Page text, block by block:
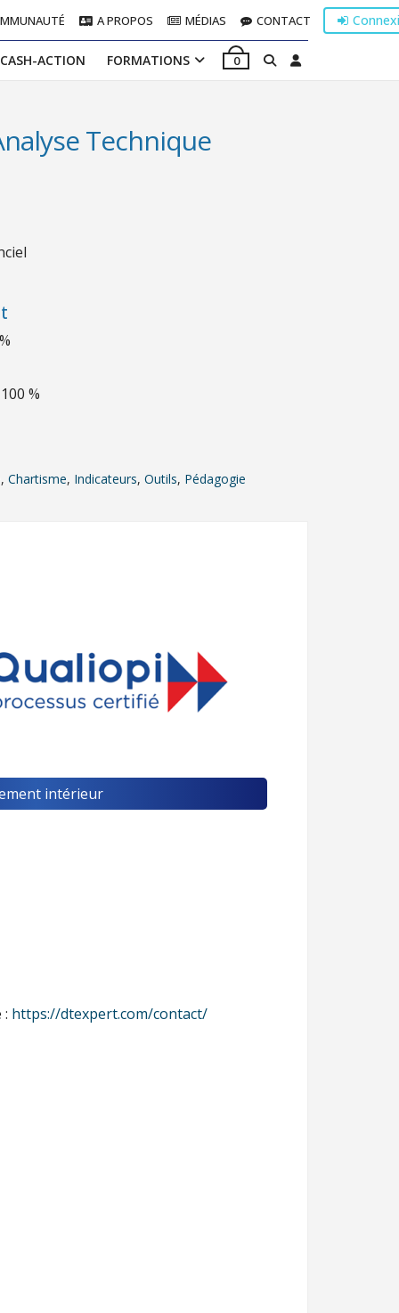
ACTION FORMATIONS 0
A PROPOS MÉDIAS CONTACT
Technique
100 %
, Chartisme, Indicateurs, Outils, Pédagogie
intérieur
https://dtexpert.com/contact/